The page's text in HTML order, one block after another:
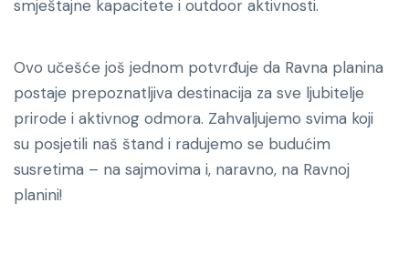
smještajne kapacitete i outdoor aktivnosti.
Ovo učešće još jednom potvrđuje da Ravna planina
postaje prepoznatljiva destinacija za sve ljubitelje
prirode i aktivnog odmora. Zahvaljujemo svima koji
su posjetili naš štand i radujemo se budućim
susretima – na sajmovima i, naravno, na Ravnoj
planini!